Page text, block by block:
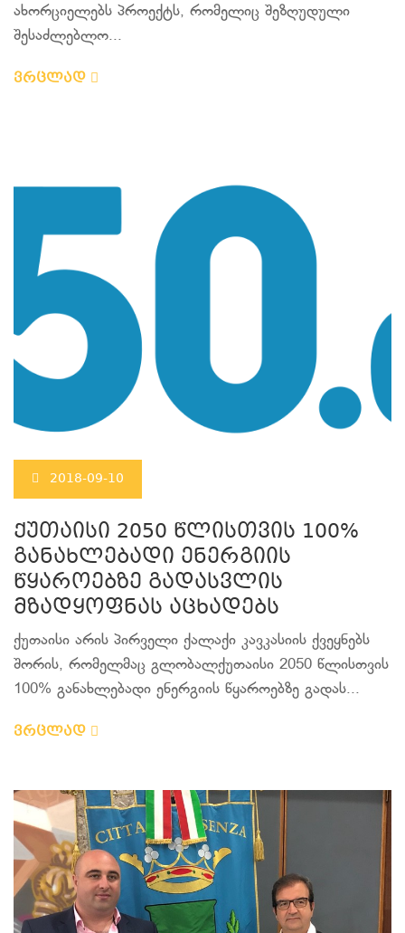
ახორციელებს პროექტს, რომელიც შეზღუდული
შესაძლებლო...
ვრცლად
2018-09-10
ქუთაისი 2050 წლისთვის 100%
განახლებადი ენერგიის
წყაროებზე გადასვლის
მზადყოფნას აცხადებს
ქუთაისი არის პირველი ქალაქი კავკასიის ქვეყნებს
შორის, რომელმაც გლობალქუთაისი 2050 წლისთვის
100% განახლებადი ენერგიის წყაროებზე გადას...
ვრცლად